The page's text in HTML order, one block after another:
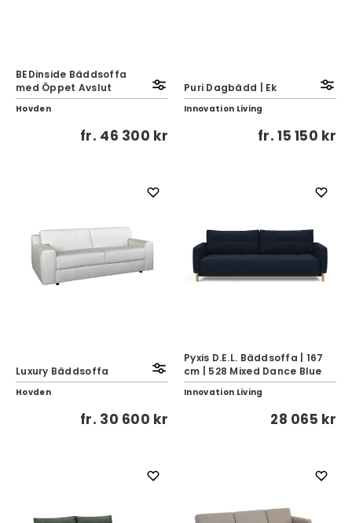
BEDinside Bäddsoffa
med Öppet Avslut
Hovden
fr. 46 300 kr
Puri Dagbädd | Ek
Innovation Living
fr.15 150 kr
Luxury Bäddsoffa
Hovden
fr. 30 600 kr
Pyxis D.E.L. Bäddsoffa | 167
cm | 528 Mixed Dance Blue
Innovation Living
28 065 kr